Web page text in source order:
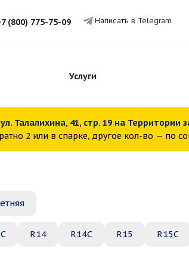
(800) 775-75-09 Написать в Telegram
Услуги
ул. Талалихина, 41, стр. 19 на Территории
2 или в спарке, другое кол-во — по
R14 R14C R15 R15C